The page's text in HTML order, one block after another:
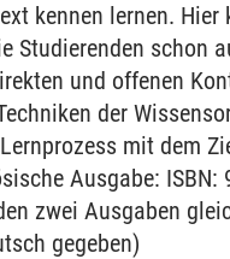
kennen lernen.
Studierenden schon
und offenen
der
mit dem
Ausgabe:
zwei Ausgaben
gegeben)